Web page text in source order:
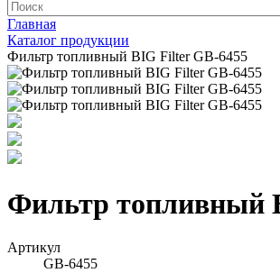
Главная
Каталог продукции
Фильтр топливный BIG Filter GB-6455
Фильтр топливный
Артикул
GB-6455